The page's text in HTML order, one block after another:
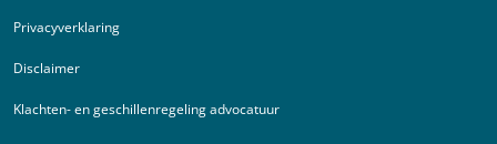
Privacyverklaring
Disclaimer
Klachten- en geschillenregeling advocatuur